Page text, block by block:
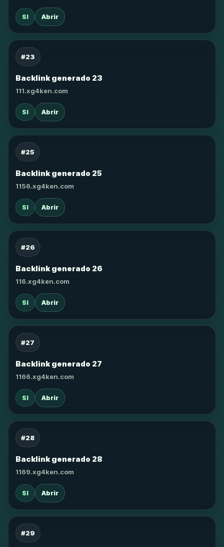
SI Abrir
#23
Backlink generado 23
111.xg4ken.com
SI Abrir
#25
Backlink generado 25
1156.xg4ken.com
SI Abrir
#26
Backlink generado 26
116.xg4ken.com
SI Abrir
#27
Backlink generado 27
1166.xg4ken.com
SI Abrir
#28
Backlink generado 28
1169.xg4ken.com
SI Abrir
#29